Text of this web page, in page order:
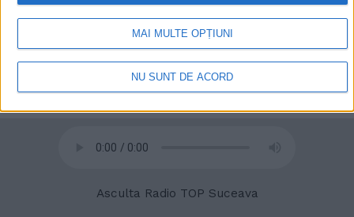
retrageți consimțământul în orice moment, revenind la acest site
și făcând clic pe butonul "Confidențialitate" din partea de jos a
paginii web.
MAI MULTE OPȚIUNI
NU SUNT DE ACORD
Asculta Radio TOP Suceava